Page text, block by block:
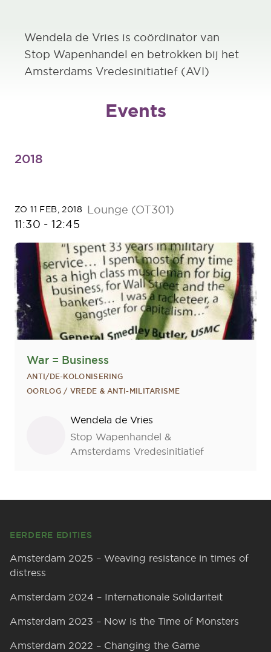
Wendela de Vries is coördinator van
Stop Wapenhandel en betrokken bij het
Amsterdams Vredesinitiatief (AVI)
Events
2018
ZO 11 FEB, 2018
11:30 -12:45
Lounge (OT301)
War = Business
ANTI/DE-KOLONISERING
OORLOG / VREDE & ANTI-MILITARISME
SprekersWendela de Vries
Stop Wapenhandel &
Amsterdams Vredesinitiatief
EERDERE EDITIES
Amsterdam 2025 – Weaving resistance in times of
distress
Amsterdam 2024 – Internationale Solidariteit
Amsterdam 2023 – Now is the Time of Monsters
Amsterdam 2022 – Changing the Game